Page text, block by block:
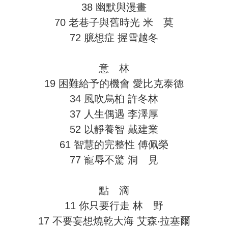
38 幽默與漫畫
70 老巷子與舊時光 米 莫
72 臆想症 握雪越冬
意 林
19 困難給予的機會 愛比克泰德
34 風吹烏桕 許冬林
37 人生偶遇 李澤厚
52 以靜養智 戴建業
61 智慧的完整性 傅佩榮
77 寵辱不驚 洞 見
點 滴
11 你只要行走 林 野
17 不要妄想燒乾大海 艾森‧拉塞爾